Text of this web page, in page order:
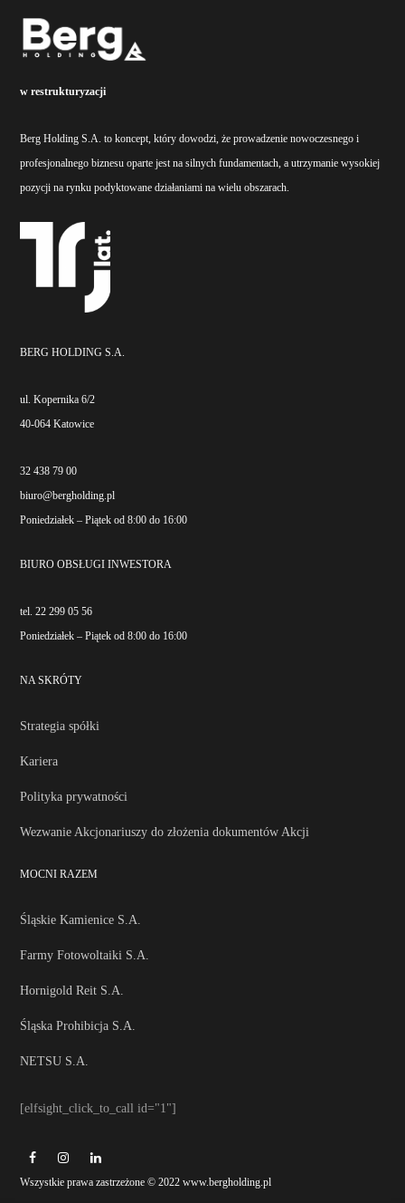
w restrukturyzacji
Berg Holding S.A. to koncept, który dowodzi, że prowadzenie nowoczesnego i
profesjonalnego biznesu oparte jest na silnych fundamentach, a utrzymanie wysokiej
pozycji na rynku podyktowane działaniami na wielu obszarach.
BERG HOLDING S.A.
ul. Kopernika 6/2
40-064 Katowice
32 438 79 00
biuro@bergholding.pl
Poniedziałek – Piątek od 8:00 do 16:00
BIURO OBSŁUGI INWESTORA
tel. 22 299 05 56
Poniedziałek – Piątek od 8:00 do 16:00
NA SKRÓTY
Strategia spółki
Kariera
Polityka prywatności
Wezwanie Akcjonariuszy do złożenia dokumentów Akcji
MOCNI RAZEM
Śląskie Kamienice S.A.
Farmy Fotowoltaiki S.A.
Hornigold Reit S.A.
Śląska Prohibicja S.A.
NETSU S.A.
[elfsight_click_to_call id="1"]
Wszystkie prawa zastrzeżone © 2022 www.bergholding.pl